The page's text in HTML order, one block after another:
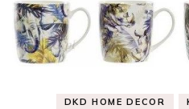
DKD HOME DECOR